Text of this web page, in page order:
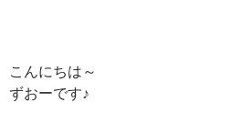
こんにちは～
ずおーです♪